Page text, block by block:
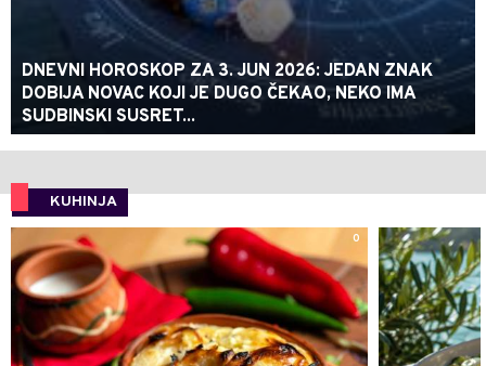
DNEVNI HOROSKOP ZA 3. JUN 2026: JEDAN ZNAK
DOBIJA NOVAC KOJI JE DUGO ČEKAO, NEKO IMA
SUDBINSKI SUSRET...
KUHINJA
0